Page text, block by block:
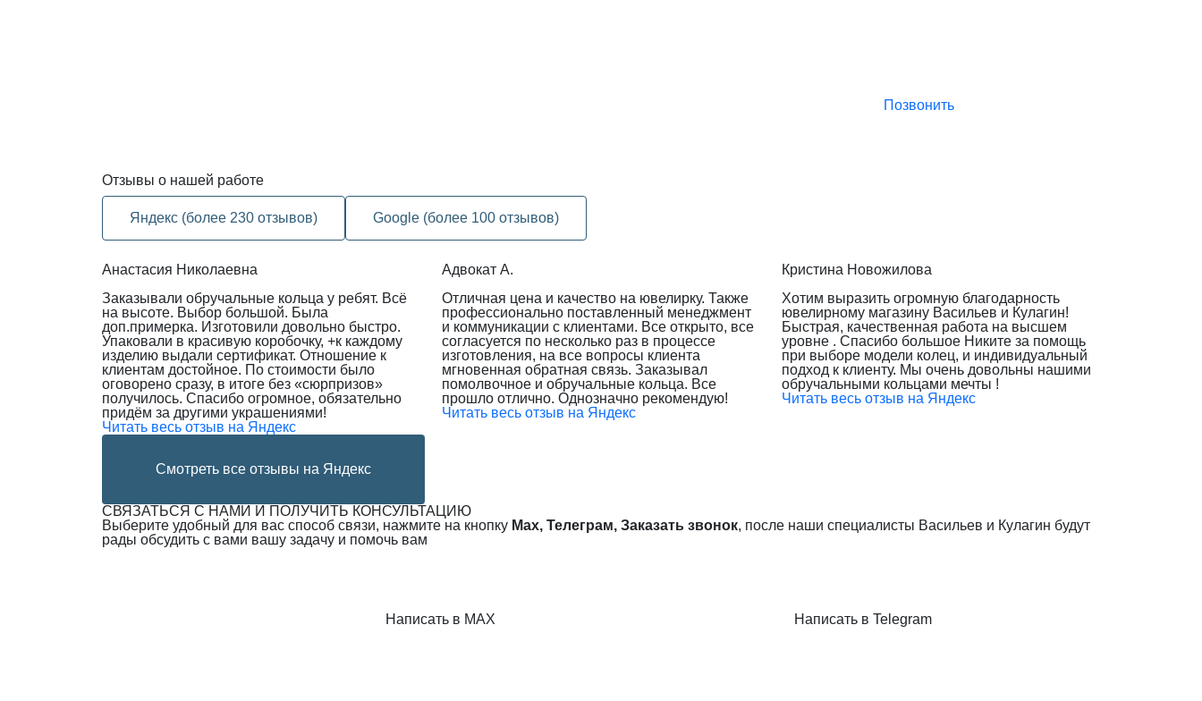
Позвонить
Отзывы о нашей работе
Яндекс (более 230 отзывов) Google (более 100 отзывов)
Анастасия Николаевна
Заказывали обручальные кольца у ребят. Всё
на высоте. Выбор большой. Была
доп.примерка. Изготовили довольно быстро.
Упаковали в красивую коробочку, +к каждому
изделию выдали сертификат. Отношение к
клиентам достойное. По стоимости было
оговорено сразу, в итоге без «сюрпризов»
получилось. Спасибо огромное, обязательно
придём за другими украшениями!
Читать весь отзыв на Яндекс
Адвокат А.
Отличная цена и качество на ювелирку. Также
профессионально поставленный менеджмент
и коммуникации с клиентами. Все открыто, все
согласуется по несколько раз в процессе
изготовления, на все вопросы клиента
мгновенная обратная связь. Заказывал
помолвочное и обручальные кольца. Все
прошло отлично. Однозначно рекомендую!
Читать весь отзыв на Яндекс
Кристина Новожилова
Хотим выразить огромную благодарность
ювелирному магазину Васильев и Кулагин!
Быстрая, качественная работа на высшем
уровне . Спасибо большое Никите за помощь
при выборе модели колец, и индивидуальный
подход к клиенту. Мы очень довольны нашими
обручальными кольцами мечты !
Читать весь отзыв на Яндекс
Смотреть все отзывы на Яндекс
СВЯЗАТЬСЯ С НАМИ И ПОЛУЧИТЬ КОНСУЛЬТАЦИЮ
Выберите удобный для вас способ связи, нажмите на кнопку Max, Телеграм, Заказать звонок, после наши специалисты Васильев и Кулагин будут
рады обсудить с вами вашу задачу и помочь вам
Написать в MAX Написать в Telegram